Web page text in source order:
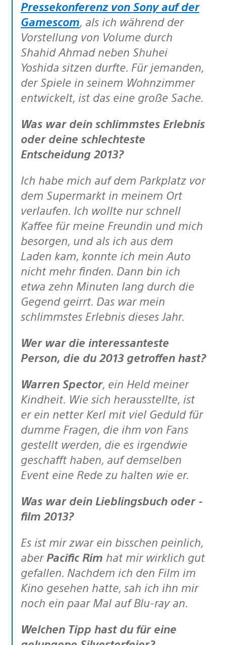
Pressekonferenz von Sony auf der
Gamescom, als ich während der
Vorstellung von Volume durch
Shahid Ahmad neben Shuhei
Yoshida sitzen durfte. Für jemanden,
der Spiele in seinem Wohnzimmer
entwickelt, ist das eine große Sache.
Was war dein schlimmstes Erlebnis
oder deine schlechteste
Entscheidung 2013?
Ich habe mich auf dem Parkplatz vor
dem Supermarkt in meinem Ort
verlaufen. Ich wollte nur schnell
Kaffee für meine Freundin und mich
besorgen, und als ich aus dem
Laden kam, konnte ich mein Auto
nicht mehr finden. Dann bin ich
etwa zehn Minuten lang durch die
Gegend geirrt. Das war mein
schlimmstes Erlebnis dieses Jahr.
Wer war die interessanteste
Person, die du 2013 getroffen hast?
Warren Spector, ein Held meiner
Kindheit. Wie sich herausstellte, ist
er ein netter Kerl mit viel Geduld für
dumme Fragen, die ihm von Fans
gestellt werden, die es irgendwie
geschafft haben, auf demselben
Event eine Rede zu halten wie er.
Was war dein Lieblingsbuch oder -
film 2013?
Es ist mir zwar ein bisschen peinlich,
aber Pacific Rim hat mir wirklich gut
gefallen. Nachdem ich den Film im
Kino gesehen hatte, sah ich ihn mir
noch ein paar Mal auf Blu-ray an.
Welchen Tipp hast du für eine